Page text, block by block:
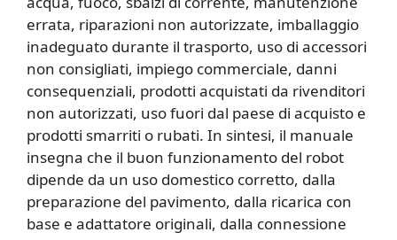
errata, riparazioni non autorizzate, imballaggio
inadeguato durante il trasporto, uso di accessori
non consigliati, impiego commerciale, danni
consequenziali, prodotti acquistati da rivenditori
non autorizzati, uso fuori dal paese di acquisto e
prodotti smarriti o rubati. In sintesi, il manuale
insegna che il buon funzionamento del robot
dipende da un uso domestico corretto, dalla
preparazione del pavimento, dalla ricarica con
base e adattatore originali, dalla connessione